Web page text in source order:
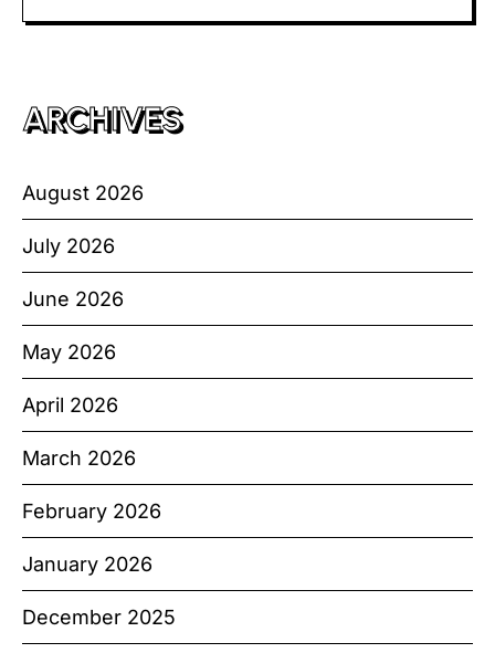
ARCHIVES
August 2026
July 2026
June 2026
May 2026
April 2026
March 2026
February 2026
January 2026
December 2025